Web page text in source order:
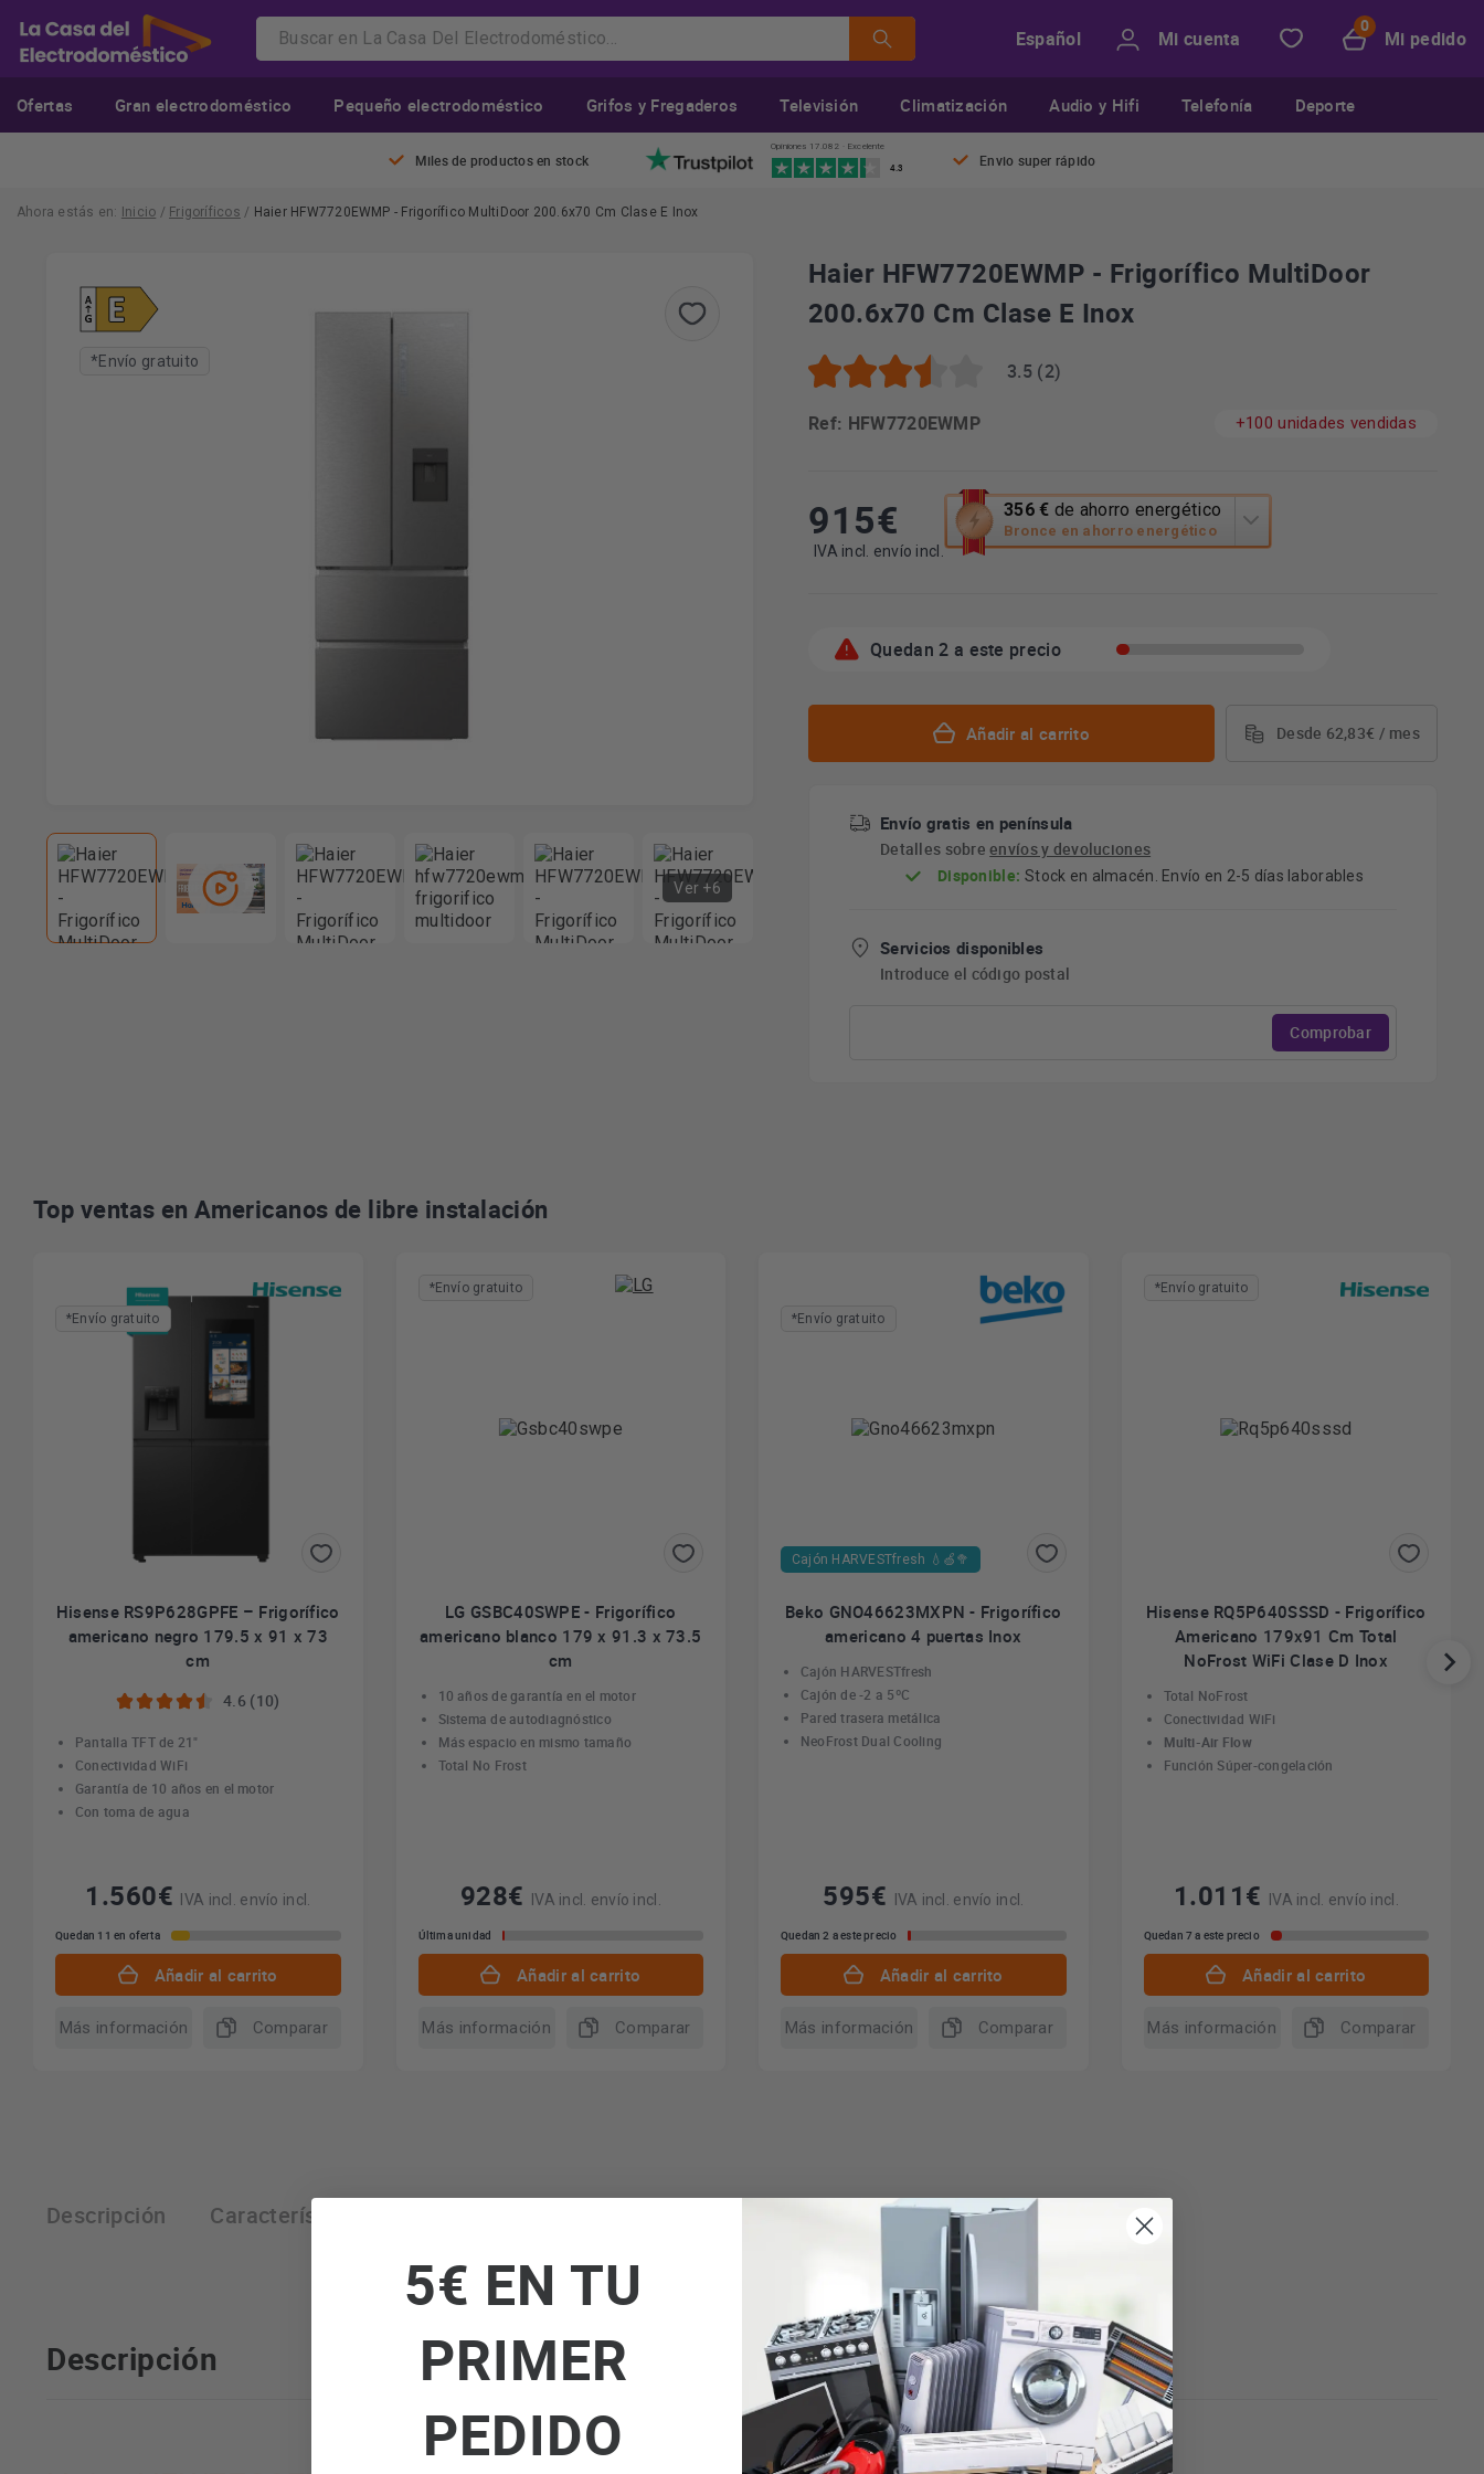
Español Mi cuenta Mi pedido
Ofertas Gran electrodoméstico Pequeño electrodoméstico Grifos y Fregaderos Televisión Climatización Audio y Hifi Telefonía Deporte
Miles de productos en stock
Opiniones 17.082 · Excelente
4.3 Envio super rápido
Ahora estás en: Inicio / Frigoríficos / Haier HFW7720EWMP - Frigorífico MultiDoor 200.6x70 Cm Clase E Inox
*Envío gratuito
Ver +6
Haier HFW7720EWMP - Frigorífico MultiDoor
200.6x70 Cm Clase E Inox
3.5 (2)
Ref: HFW7720EWMP +100 unidades vendidas
915€
IVA incl. envío incl.
356 € de ahorro energético
Bronce en ahorro energético
Esta
acción
abrirá
ahorro
energético
Quedan 2 a este precio
Añadir al carrito Desde 62,83€ / mes
Envío gratis en península
Detalles sobreenvíos y devoluciones
Disponible: Stock en almacén. Envío en 2-5 días laborables
Servicios disponibles
Introduce el código postal
Comprobar
Top ventas en Americanos de libre instalación
*Envío gratuito
Hisense RS9P628GPFE – Frigorífico
americano negro 179.5 x 91 x 73
cm
4.6 (10)
Pantalla TFT de 21"
Conectividad WiFi
Garantía de 10 años en el motor
Con toma de agua
1.560€ IVA incl. envío incl.
Quedan 11 en oferta
Añadir al carrito
Más información Comparar
*Envío gratuito
LG GSBC40SWPE - Frigorífico
americano blanco 179 x 91.3 x 73.5
cm
10 años de garantía en el motor
Sistema de autodiagnóstico
Más espacio en mismo tamaño
Total No Frost
928€ IVA incl. envío incl.
Última unidad
Añadir al carrito
Más información Comparar
*Envío gratuito
Cajón HARVESTfresh 💧🍏🥦
Beko GNO46623MXPN - Frigorífico
americano 4 puertas Inox
Cajón HARVESTfresh
Cajón de -2 a 5ºC
Pared trasera metálica
NeoFrost Dual Cooling
595€ IVA incl. envío incl.
Quedan 2 a este precio
Añadir al carrito
Más información Comparar
*Envío gratuito
Hisense RQ5P640SSSD - Frigorífico
Americano 179x91 Cm Total
NoFrost WiFi Clase D Inox
Total NoFrost
Conectividad WiFi
Multi-Air Flow
Función Súper-congelación
1.011€ IVA incl. envío incl.
Quedan 7 a este precio
Añadir al carrito
Más información Comparar
Descripción Características técnicas Valoraciones (2)
Descripción
5€ EN TU
PRIMER
PEDIDO